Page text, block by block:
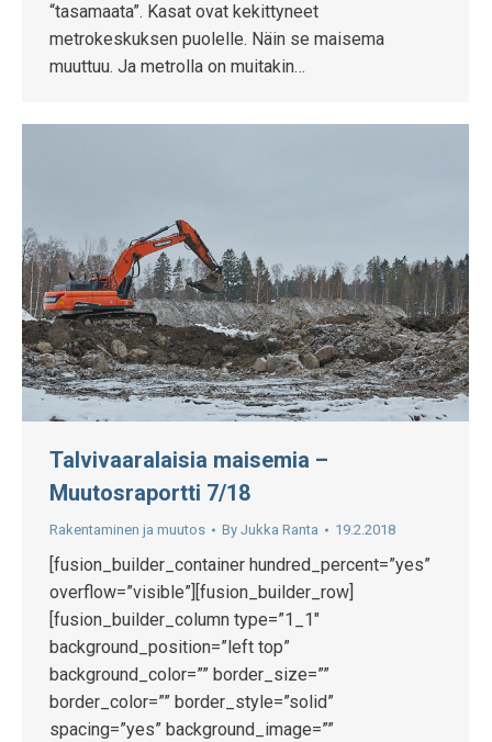
“tasamaata”. Kasat ovat kekittyneet
metrokeskuksen puolelle. Näin se maisema
muuttuu. Ja metrolla on muitakin…
Talvivaaralaisia maisemia –
Muutosraportti 7/18
Rakentaminen ja muutos By Jukka Ranta 19.2.2018
[fusion_builder_container hundred_percent=”yes”
overflow=”visible”][fusion_builder_row]
[fusion_builder_column type=”1_1″
background_position=”left top”
background_color=”” border_size=””
border_color=”” border_style=”solid”
spacing=”yes” background_image=””